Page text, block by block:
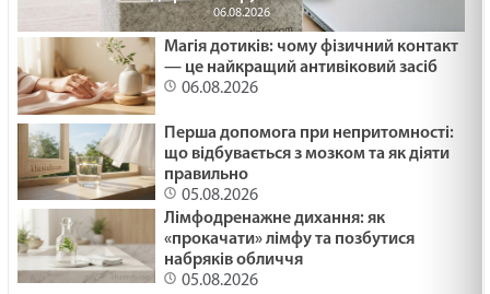
06.08.2026
Магія дотиків: чому фізичний контакт
— це найкращий антивіковий засіб
06.08.2026
Перша допомога при непритомності:
що відбувається з мозком та як діяти
правильно
05.08.2026
Лімфодренажне дихання: як
«прокачати» лімфу та позбутися
набряків обличчя
05.08.2026